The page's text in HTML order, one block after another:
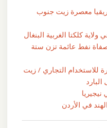
معصرة زيت جنوب
كلكتا الغربية البنغال
نفط عائمة تزن ستة
التجاري / زيت
في الأردن